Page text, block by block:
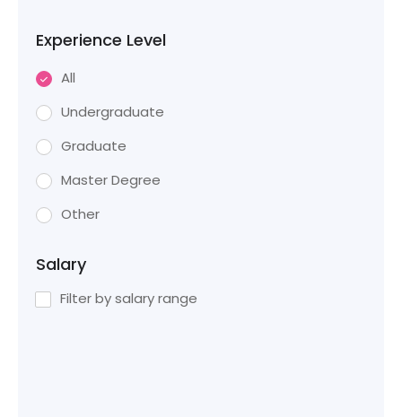
Experience Level
All
Undergraduate
Graduate
Master Degree
Other
Salary
Filter by salary range